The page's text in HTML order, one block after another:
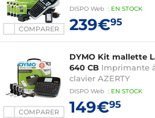
COMPARER
de transport +
DISPO Web : EN STOCK
239€95
COMPARER
DYMO Kit mallette
640 CB Imprimante
clavier AZERTY
DISPO Web : EN STOCK
149€95